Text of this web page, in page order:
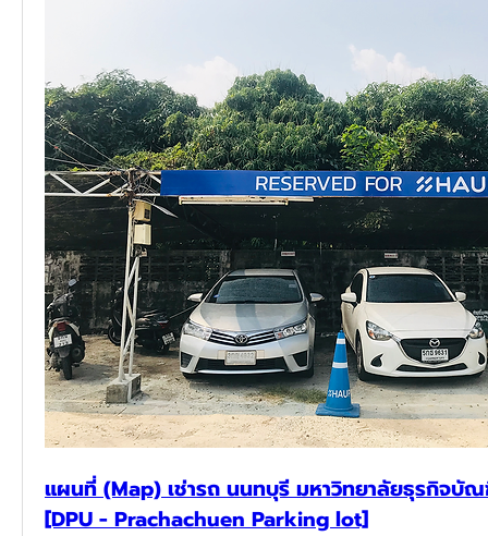
แผนที่ (Map) เช่ารถ นนทบุรี มหาวิทยาลัยธุรกิจบั
[DPU - Prachachuen Parking lot]